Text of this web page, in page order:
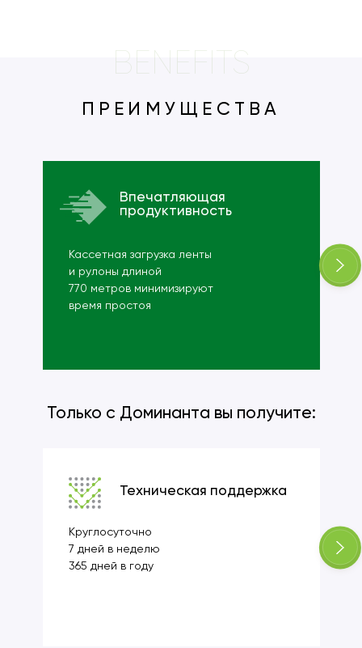
BENEFITS
ПРЕИМУЩЕСТВА
Впечатляющая
продуктивность
Кассетная загрузка ленты
и рулоны длиной
770 метров минимизируют
время простоя
Только с Доминанта вы получите:
Техническая поддержка
Круглосуточно
7 дней в неделю
365 дней в году